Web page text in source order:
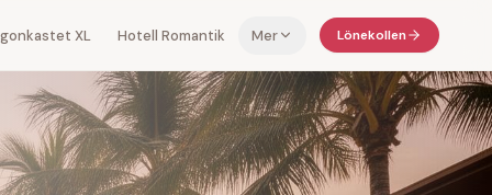
XL Hotell Romantik Mer Lönekollen